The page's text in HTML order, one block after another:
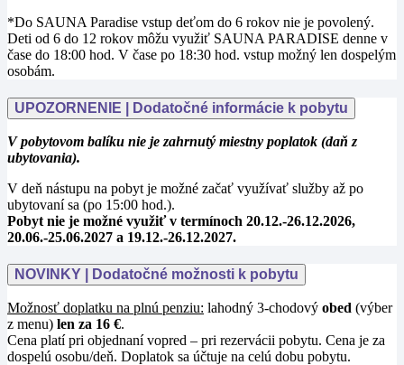
*Do SAUNA Paradise vstup deťom do 6 rokov nie je povolený.
Deti od 6 do 12 rokov môžu využiť SAUNA PARADISE denne v
čase do 18:00 hod. V čase po 18:30 hod. vstup možný len dospelým
osobám.
UPOZORNENIE | Dodatočné informácie k pobytu
V pobytovom balíku nie je zahrnutý miestny poplatok (daň z
ubytovania).
V deň nástupu na pobyt je možné začať využívať služby až po
ubytovaní sa (po 15:00 hod.).
Pobyt nie je možné využiť v termínoch 20.12.-26.12.2026,
20.06.-25.06.2027 a 19.12.-26.12.2027.
NOVINKY | Dodatočné možnosti k pobytu
Možnosť doplatku na plnú penziu: lahodný 3-chodový obed (výber
z menu) len za 16 €.
Cena platí pri objednaní vopred – pri rezervácii pobytu. Cena je za
dospelú osobu/deň. Doplatok sa účtuje na celú dobu pobytu.